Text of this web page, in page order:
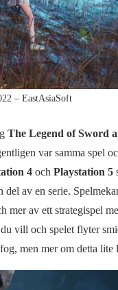
– EastAsiaSoft
The Legend of Sword
var samma spel
4och Playstation 5
del av en serie.
mer av ett strategispel
vill och spelet flyter
men mer om detta lite